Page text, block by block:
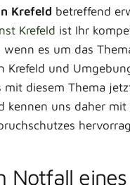
Krefeld betreffend
Krefeld ist Ihr
wenn es um das
Krefeld und
mit diesem Thema
kennen uns daher mit
Notfall eines